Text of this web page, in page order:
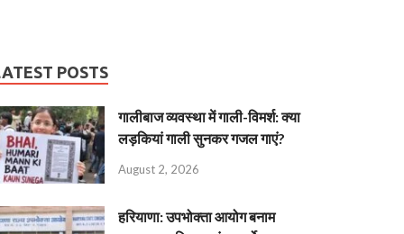
POSTS
गालीबाज व्‍यवस्‍था में गाली-विमर्श: क्या
लड़कियां गाली सुनकर गजल गाएं?
August 2, 2026
हरियाणा: उपभोक्ता आयोग बनाम